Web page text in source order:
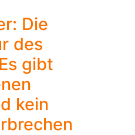
Die
des
gibt
kein